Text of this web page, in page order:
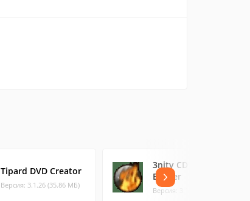
Tipard DVD Creator
Версия: 3.1.26 (35.86 МБ)
3nity CD DVD
Burner
Версия: 3.1.0.23 (2.2 МБ)